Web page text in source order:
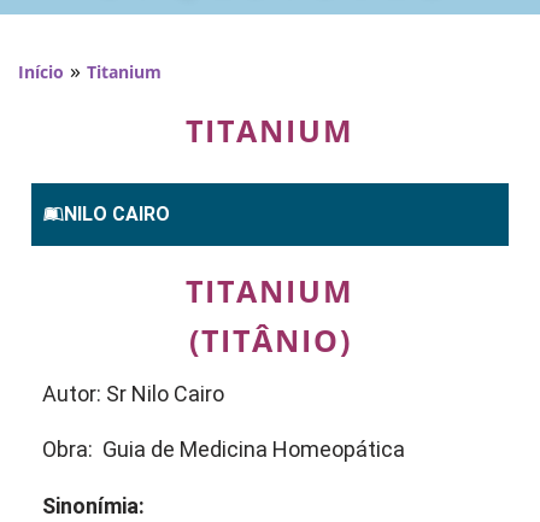
Início » Titanium
TITANIUM
NILO CAIRO
TITANIUM
(TITÂNIO)
Autor: Sr Nilo Cairo
Obra: Guia de Medicina Homeopática
Sinonímia: